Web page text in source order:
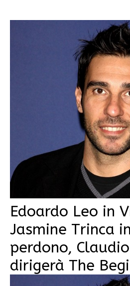
Edoardo Leo in
Jasmine Trinca
perdono,
dirigerà The